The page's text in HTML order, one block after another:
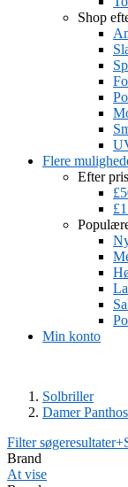
Shop
Flere
Efter pris
Min konto
Solbriller
Damer
Filter søgeresultater+
Brand
At vise